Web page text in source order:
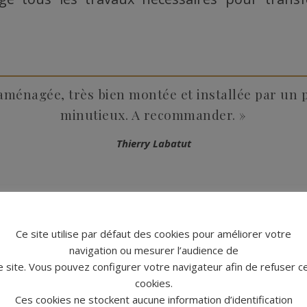
très bien montée et installée par
minutieux. A recommander. »
Thierry Labatut
de cuisine à
Ce site utilise par défaut des cookies pour améliorer votre
navigation ou mesurer l’audience de
site. Vous pouvez configurer votre navigateur afin de refuser
cookies.
Ces cookies ne stockent aucune information d’identification